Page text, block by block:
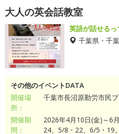
大人の英会話教室
英語が話せる
千葉県・千
その他のイベントDATA
開催場
所：
千葉市長沼原勤労市民
開催期
間：
2026年4月10日(金)～6
24、5/8・22、6/5・19。